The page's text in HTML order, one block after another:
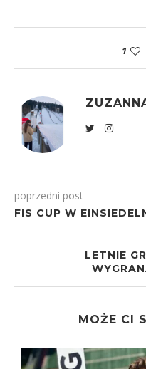
1
poprzedni post
FIS CUP W
LETNIE
MOŻE CI